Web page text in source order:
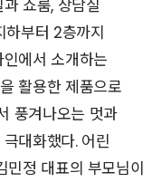
쇼룸, 상담실
하부터 2층까지
에서 소개하는
활용한 제품으로
풍겨나오는 멋과
대화했다. 어린
민정 대표의 부모님이